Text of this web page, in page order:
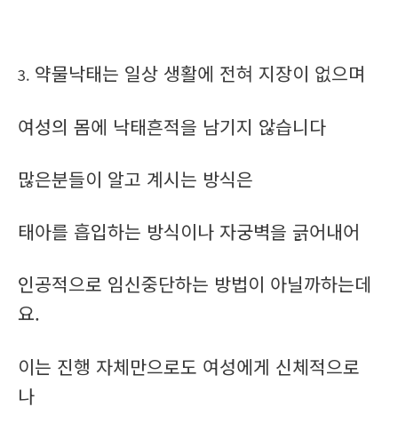
3. 약물낙태는 일상 생활에 전혀 지장이 없으며
여성의 몸에 낙태흔적을 남기지 않습니다
많은분들이 알고 계시는 방식은
태아를 흡입하는 방식이나 자궁벽을 긁어내어
인공적으로 임신중단하는 방법이 아닐까하는데
요.
이는 진행 자체만으로도 여성에게 신체적으로
나